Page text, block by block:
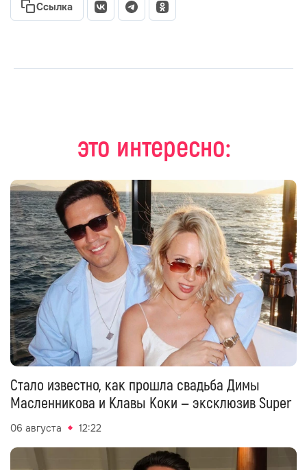
Ссылка
это интересно:
Стало известно, как прошла свадьба Димы
Масленникова и Клавы Коки — эксклюзив Super
06 августа 12:22